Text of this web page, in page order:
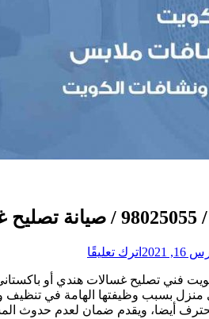
2021 اترك تعليقًا
غسالات
اتوماتيك
سلوى
فني تصليح غسالات هندي أو
منزل بسبب وظيفتها الهامة في
أيضا، ويقدم ضمان لعدم حدوث